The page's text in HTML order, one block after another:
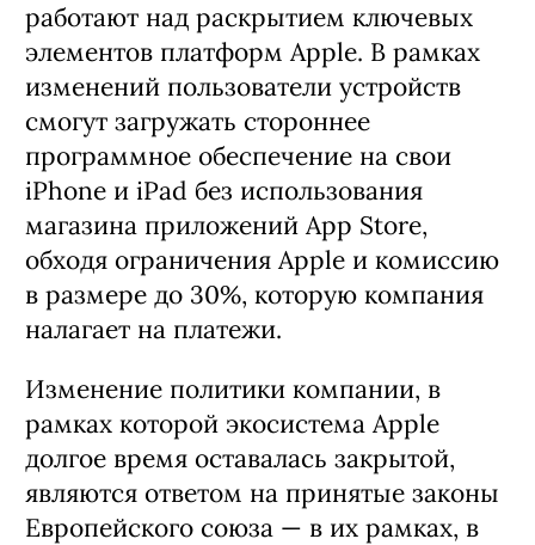
работают над раскрытием ключевых
элементов платформ Apple. В рамках
изменений пользователи устройств
смогут загружать стороннее
программное обеспечение на свои
iPhone и iPad без использования
магазина приложений App Store,
обходя ограничения Apple и комиссию
в размере до 30%, которую компания
налагает на платежи.
Изменение политики компании, в
рамках которой экосистема Apple
долгое время оставалась закрытой,
являются ответом на принятые законы
Европейского союза — в их рамках, в